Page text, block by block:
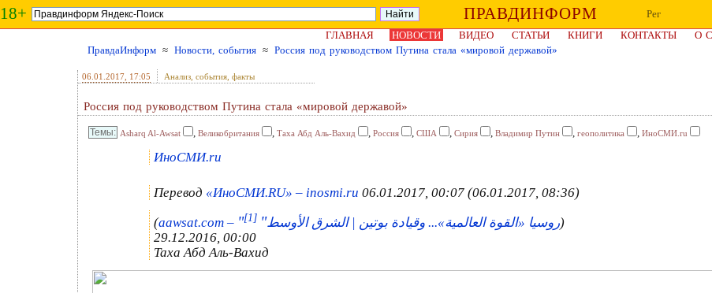
18+ ПРАВДИНФОРМ
Рег
ГЛАВНАЯ
НОВОСТИ ВИДЕО СТАТЬИ КНИГИ КОНТАКТЫ
О
ПравдаИнформ ≈ Новости, события ≈ Россия под руководством Путина стала «мировой державой»
06.01.2017 , 17:05 Анализ, события, факты
Россия под руководством Путина стала «мировой державой»
Asharq Al-Awsat , Великобритания , Таха Абд Аль-Вахид , Россия , США , Сирия , Владимир Путин , геополитика , ИноСМИ.ru
ИноСМИ.ru
Перевод «ИноСМИ.RU» – inosmi.ru 06.01.2017, 00:07 (06.01.2017, 08:36)
(aawsat.com – " روسيا «القوة العالمية»... وقيادة بوتين | الشرق الأوسط"
[1]
)
29.12.2016, 00:00
Таха Абд Аль-Вахид